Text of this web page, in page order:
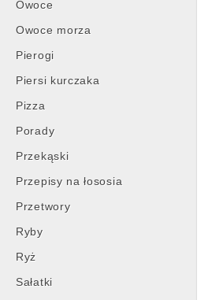
Owoce
Owoce morza
Pierogi
Piersi kurczaka
Pizza
Porady
Przekąski
Przepisy na łososia
Przetwory
Ryby
Ryż
Sałatki